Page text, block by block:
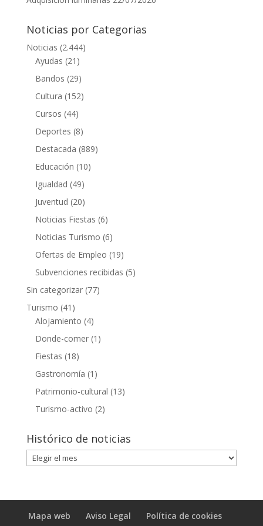
Noticias por Categorias
Noticias (2.444)
Ayudas (21)
Bandos (29)
Cultura (152)
Cursos (44)
Deportes (8)
Destacada (889)
Educación (10)
Igualdad (49)
Juventud (20)
Noticias Fiestas (6)
Noticias Turismo (6)
Ofertas de Empleo (19)
Subvenciones recibidas (5)
Sin categorizar(77)
Turismo (41)
Alojamiento (4)
Donde-comer(1)
Fiestas (18)
Gastronomía (1)
Patrimonio-cultural (13)
Turismo-activo (2)
Histórico de noticias
Histórico
de
Mapa web Aviso Legal
Política de cookies